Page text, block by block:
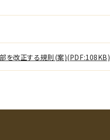
を改正する規則(案)(PDF:108KB)